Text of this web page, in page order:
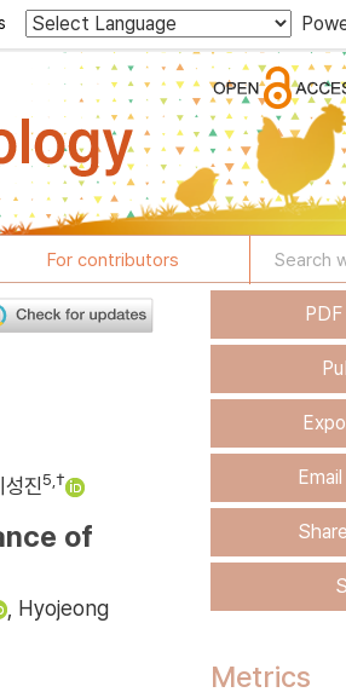
For contributors
성진5 †
of
Hyojeong
Metrics